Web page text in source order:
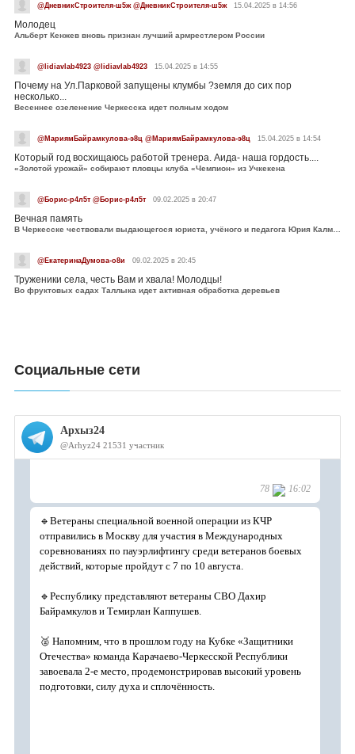
@ДневникСтроителя-ш5ж @ДневникСтроителя-ш5ж 15.04.2025 в 14:56
Молодец
Альберт Кенжев вновь признан лучший армрестлером России
@lidiavlab4923 @lidiavlab4923 15.04.2025 в 14:55
Почему на Ул.Парковой запущены клумбы ?земля до сих пор
несколько...
Весеннее озеленение Черкесска идет полным ходом
@МариямБайрамкулова-э8ц @МариямБайрамкулова-э8ц 15.04.2025 в 14:54
Который год восхищаюсь работой тренера. Аида- наша гордость....
«Золотой урожай» собирают пловцы клуба «Чемпион» из Учкекена
@Борис-р4л5т @Борис-р4л5т 09.02.2025 в 20:47
Вечная память
В Черкесске чествовали выдающегося юриста, учёного и педагога Юрия Калмыкова
@ЕкатеринаДумова-о8и 09.02.2025 в 20:45
Труженики села, честь Вам и хвала! Молодцы!
Во фруктовых садах Таллыка идет активная обработка деревьев
Социальные сети